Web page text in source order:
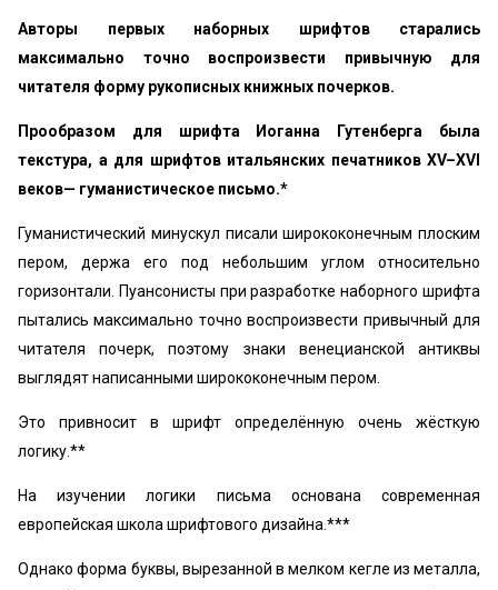
Авторы первых наборных шрифтов старались
максимально точно воспроизвести привычную для
читателя форму рукописных книжных почерков.
Прообразом для шрифта Иоганна Гутенберга была
текстура, а для шрифтов итальянских печатников XV–XVI
веков— гуманистическое письмо.*
Гуманистический минускул писали ширококонечным плоским
пером, держа его под небольшим углом относительно
горизонтали. Пуансонисты при разработке наборного шрифта
пытались максимально точно воспроизвести привычный для
читателя почерк, поэтому знаки венецианской антиквы
выглядят написанными ширококонечным пером.
Это привносит в шрифт определённую очень жёсткую
логику.**
На изучении логики письма основана современная
европейская школа шрифтового дизайна.***
Однако форма буквы, вырезанной в мелком кегле из металла,